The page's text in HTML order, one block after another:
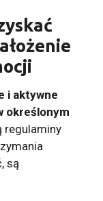
i aktywne
określonym
regulaminy
są